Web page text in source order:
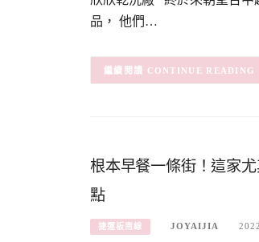
品， 他們…
CONTINUE READING
根本早餐一條街！這家
點
捷運板南線 JOYAIJIA